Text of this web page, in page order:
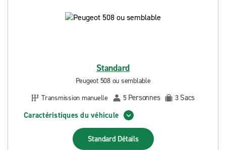
Standard
Peugeot 508 ou semblable
Transmission manuelle
5 Personnes 3 Sacs
Caractéristiques du véhicule
Standard Détails